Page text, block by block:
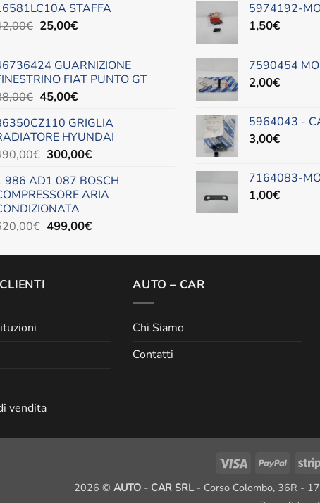
STAFFA
€ Il
era:
42,00€.
25,00€Il
è:
25,00€.
GUARNIZIONE
FIAT PUNTO GT
€ Il
originale
era:
88,00€.
45,00€Il
attuale
è:
45,00€.
GRIGLIA
HYUNDAI
€ Il
originale
era:
490,00€.
300,00€Il
attuale
è:
986 AD1 087 BOSCH
ARIA
€ Il
originale
499,00€Il
attuale
499,00€.
5974192-
1,50€
7590454
2,00€
5964043 -
3,00€
7164083-
1,00€
vendita
AUTO – CAR
Chi Siamo
Contatti
Visa PayPal
2026 © AUTO - CAR SRL - Corso Colombo, 36R -